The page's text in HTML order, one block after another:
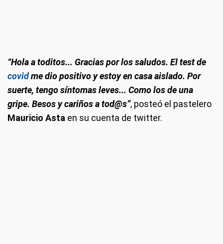
“Hola a toditos... Gracias por los saludos. El test de
covidme dio positivo y estoy en casa aislado. Por
suerte, tengo síntomas leves... Como los de una
gripe. Besos y cariños a tod@s”, posteó el pastelero
Mauricio Asta en su cuenta de twitter.